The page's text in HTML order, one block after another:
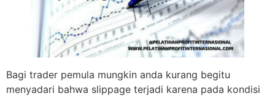
Bagi trader pemula mungkin anda kurang begitu
menyadari bahwa slippage terjadi karena pada kondisi